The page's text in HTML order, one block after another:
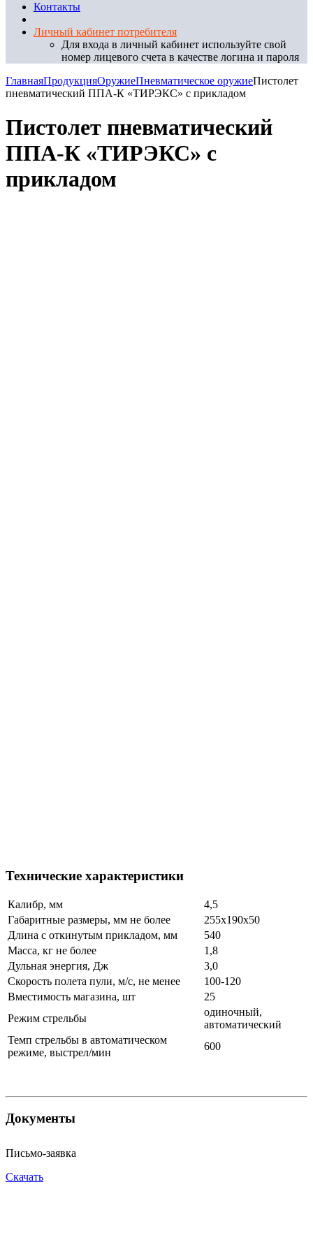
Контакты
Личный кабинет потребителя
Для входа в личный кабинет используйте свой
номер лицевого счета в качестве логина и пароля
ГлавнаяПродукцияОружиеПневматическое оружиеПистолет
пневматический ППА-К «ТИРЭКС» с прикладом
Пистолет пневматический
ППА-К «ТИРЭКС» с
прикладом
Технические характеристики
Калибр, мм
4,5
Габаритные размеры, мм не более
255х190х50
Длина с откинутым прикладом, мм
540
Масса, кг не более
1,8
Дульная энергия, Дж
3,0
Скорость полета пули, м/с, не менее
100-120
Вместимость магазина, шт
25
Режим стрельбы
одиночный,
автоматический
Темп стрельбы в автоматическом
режиме, выстрел/мин
600
Документы
Письмо-заявка
Скачать